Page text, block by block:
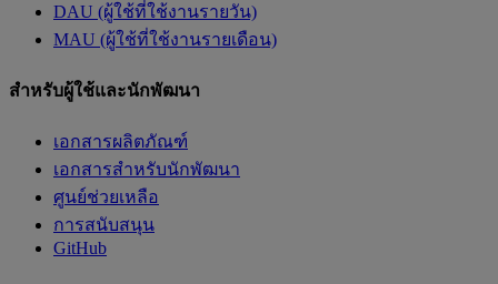
DAU (ผู้ใช้ที่ใช้งานรายวัน)
MAU (ผู้ใช้ที่ใช้งานรายเดือน)
สำหรับผู้ใช้และนักพัฒนา
เอกสารผลิตภัณฑ์
เอกสารสำหรับนักพัฒนา
ศูนย์ช่วยเหลือ
การสนับสนุน
GitHub